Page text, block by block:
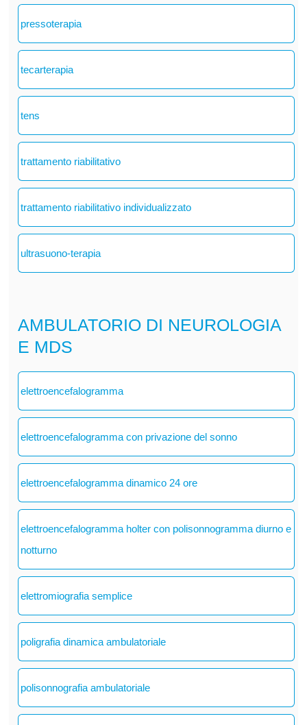
pressoterapia
tecarterapia
tens
trattamento riabilitativo
trattamento riabilitativo individualizzato
ultrasuono-terapia
AMBULATORIO DI NEUROLOGIA
E MDS
elettroencefalogramma
elettroencefalogramma con privazione del sonno
elettroencefalogramma dinamico 24 ore
elettroencefalogramma holter con polisonnogramma diurno e
notturno
elettromiografia semplice
poligrafia dinamica ambulatoriale
polisonnografia ambulatoriale